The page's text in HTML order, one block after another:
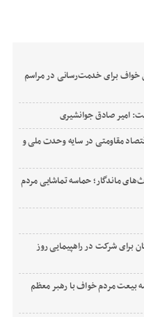
برای خدمت‌رسانی در مراسم
امیر صادق جوانشیری
معظم رهبری سال ۱۴۰۵ سال اقتصاد مقاومتی در سایه وحدت ملی و
ماندگار؛ حماسه تماشایی مردم
برای شرکت در راهپیمایی روز
بیعت مردم خواف با رهبر معظم